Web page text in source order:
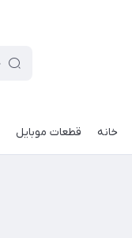
خانه قطعات موبایل